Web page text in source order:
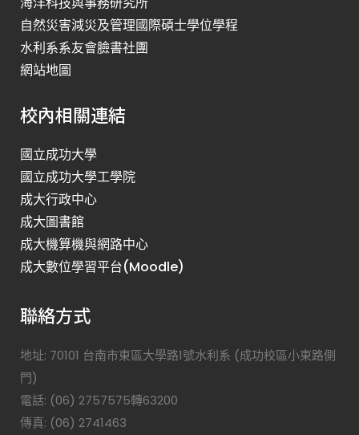
自然災害減災及管理國際碩士學位學程
水利系系友會臉書社團
網站地圖
校內相關連結
國立成功大學
國立成功大學工學院
成大行政中心
成大圖書館
成大機算機與網路中心
成大數位學習平台(Moodle)
聯絡方式
地址: 70101 台南市東區大學路1號水利系 (成功校區小東路側
門)
電話: (06) 2757575轉63200
傳真: (06) 2741463